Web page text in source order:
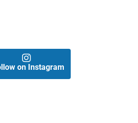
on Instagram